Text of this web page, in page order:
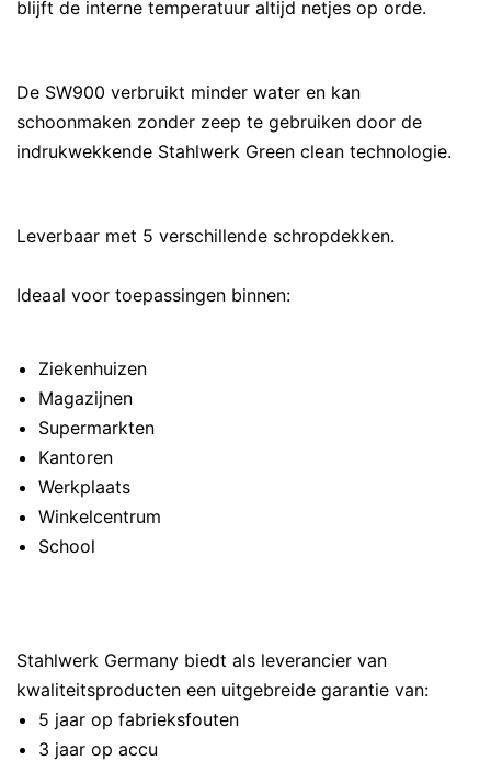
blijft de interne temperatuur altijd netjes op orde.
De SW900 verbruikt minder water en kan
schoonmaken zonder zeep te gebruiken door de
indrukwekkende Stahlwerk Green clean technologie.
Leverbaar met 5 verschillende schropdekken.
Ideaal voor toepassingen binnen:
Ziekenhuizen
Magazijnen
Supermarkten
Kantoren
Werkplaats
Winkelcentrum
School
Stahlwerk Germany biedt als leverancier van
kwaliteitsproducten een uitgebreide garantie van:
5 jaar op fabrieksfouten
3 jaar op accu